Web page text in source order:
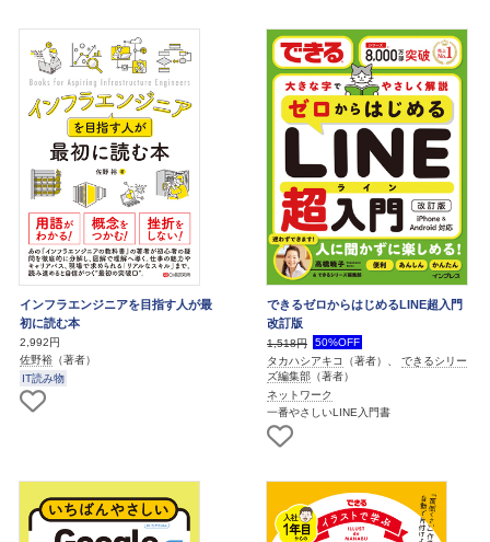
インフラエンジニアを目指す人が最
初に読む本
2,992円
佐野裕 （著者）
IT読み物
できるゼロからはじめるLINE超入門
改訂版
1,518円
50%OFF
タカハシアキコ
（著者）、 できるシリー
ズ編集部 （著者）
ネットワーク
一番やさしいLINE入門書